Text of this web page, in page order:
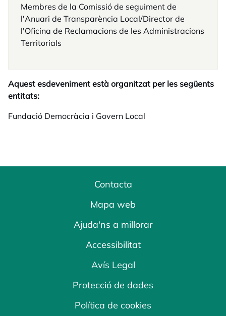
Membres de la Comissió de seguiment de
l'Anuari de Transparència Local/Director de
l'Oficina de Reclamacions de les Administracions
Territorials
Aquest esdeveniment està organitzat per les següents
entitats:
Fundació Democràcia i Govern Local
Contacta
Mapa web
Ajuda'ns a millorar
Accessibilitat
Avís Legal
Protecció de dades
Política de cookies